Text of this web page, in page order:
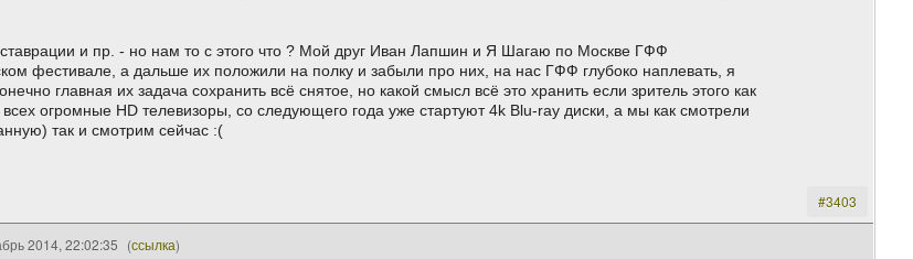
и пр. - но нам то с этого что ? Мой друг Иван Лапшин и Я Шагаю по Москве ГФФ
фестивале, а дальше их положили на полку и забыли про них, на нас ГФФ глубоко наплевать, я
главная их задача сохранить всё снятое, но какой смысл всё это хранить если зритель этого как
огромные HD телевизоры, со следующего года уже стартуют 4k Blu-ray диски, а мы как смотрели
так и смотрим сейчас :(
#3403
2014, 22:02:35 (ссылка)